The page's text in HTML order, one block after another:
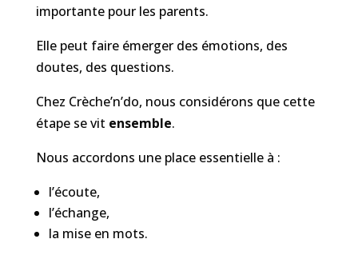
importante pour les parents.
Elle peut faire émerger des émotions, des
doutes, des questions.
Chez Crèche’n’do, nous considérons que cette
étape se vit ensemble.
Nous accordons une place essentielle à :
l’écoute,
l’échange,
la mise en mots.